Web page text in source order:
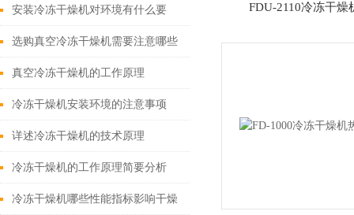
安装冷冻干燥机对环境有什么要
求？
选购真空冷冻干燥机需要注意哪些
参数？
真空冷冻干燥机的工作原理
冷冻干燥机安装环境的注意事项
详述冷冻干燥机的技术原理
冷冻干燥机的工作原理简要分析
冷冻干燥机哪些性能指标影响干燥
FDU-2110冷冻干燥